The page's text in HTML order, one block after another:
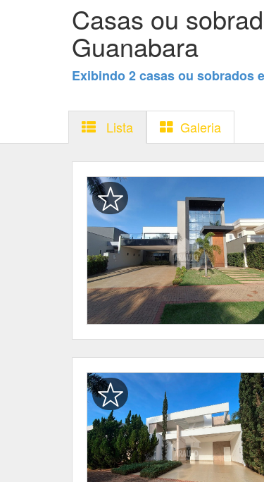
Casas ou
Guanabara
Exibindo 2 casas ou sobrados
Lista Galeria